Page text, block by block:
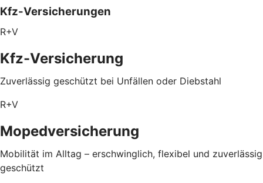
Kfz-Versicherungen
R+V
Kfz-Versicherung
Zuverlässig geschützt bei Unfällen oder Diebstahl
R+V
Mopedversicherung
Mobilität im Alltag – erschwinglich, flexibel und zuverlässig
geschützt